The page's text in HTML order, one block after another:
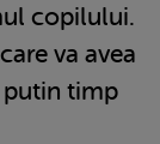
copilului.
va avea
putin timp